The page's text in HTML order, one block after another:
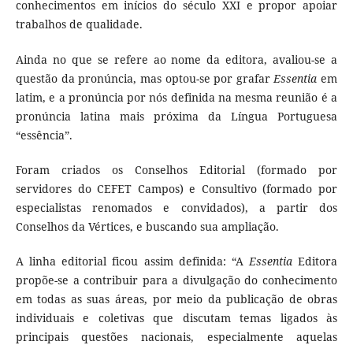
conhecimentos em inícios do século XXI e propor apoiar
trabalhos de qualidade.
Ainda no que se refere ao nome da editora, avaliou-se a
questão da pronúncia, mas optou-se por grafar Essentia em
latim, e a pronúncia por nós definida na mesma reunião é a
pronúncia latina mais próxima da Língua Portuguesa
“essência”.
Foram criados os Conselhos Editorial (formado por
servidores do CEFET Campos) e Consultivo (formado por
especialistas renomados e convidados), a partir dos
Conselhos da Vértices, e buscando sua ampliação.
A linha editorial ficou assim definida: “A EssentiaEditora
propõe-se a contribuir para a divulgação do conhecimento
em todas as suas áreas, por meio da publicação de obras
individuais e coletivas que discutam temas ligados às
principais questões nacionais, especialmente aquelas